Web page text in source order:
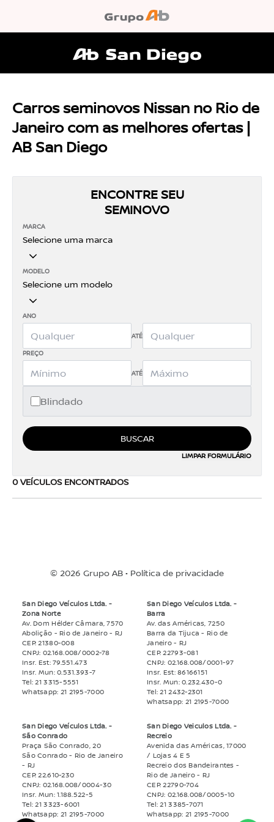
Carros seminovos Nissan no Rio de
Janeiro com as melhores ofertas |
AB San Diego
ENCONTRE SEU
SEMINOVO
MARCA
Selecione uma marca
MODELO
Selecione um modelo
ANO
ATÉ
PREÇO
ATÉ
Blindado
BUSCAR
LIMPAR FORMULÁRIO
0 VEÍCULOS ENCONTRADOS
© 2026 Grupo AB • Política de privacidade
San Diego Veículos Ltda. -
Zona Norte
Av. Dom Hélder Câmara, 7570
Abolição - Rio de Janeiro - RJ
CEP: 21380-008
CNPJ: 02.168.008/0002-78
Insr. Est: 79.551.473
Insr. Mun: 0.531.393-7
Tel: 21 3315-5551
Whatsapp: 21 2195-7000
San Diego Veículos Ltda. -
Barra
Av. das Américas, 7250
Barra da Tijuca - Rio de
Janeiro- RJ
CEP: 22793-081
CNPJ: 02.168.008/0001-97
Insr. Est: 86166151
Insr. Mun: 0.232.430-0
Tel: 21 2432-2301
Whatsapp: 21 2195-7000
San Diego Veículos Ltda. -
São Conrado
Praça São Conrado, 20
São Conrado - Rio de Janeiro
- RJ
CEP: 22.610-230
CNPJ: 02.168.008/0004-30
Insr. Mun: 1.188.522-5
Tel: 21 3323-6001
Whatsapp: 21 2195-7000
San Diego Veiculos Ltda. -
Recreio
Avenida das Américas, 17000
/ Lojas 4 E 5
Recreio dos Bandeirantes -
Rio de Janeiro- RJ
CEP: 22790-704
CNPJ: 02.168.008/0005-10
Tel: 21 3385-7071
Whatsapp: 21 2195-7000